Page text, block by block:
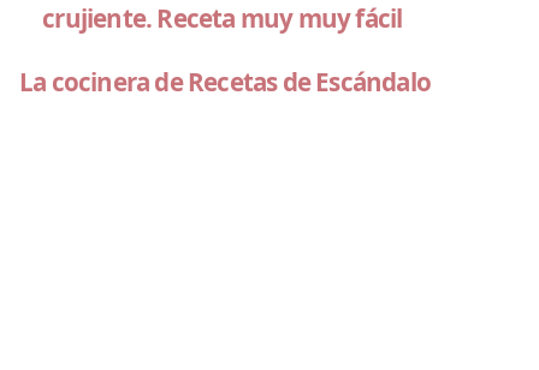
crujiente. Receta muy muy fácil
La cocinera de Recetas de Escándalo